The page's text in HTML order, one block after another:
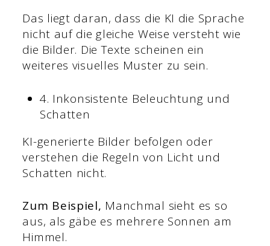
Das liegt daran, dass die KI die Sprache
nicht auf die gleiche Weise versteht wie
die Bilder. Die Texte scheinen ein
weiteres visuelles Muster zu sein.
4. Inkonsistente Beleuchtung und
Schatten
KI-generierte Bilder befolgen oder
verstehen die Regeln von Licht und
Schatten nicht.
Zum Beispiel, Manchmal sieht es so
aus, als gäbe es mehrere Sonnen am
Himmel.